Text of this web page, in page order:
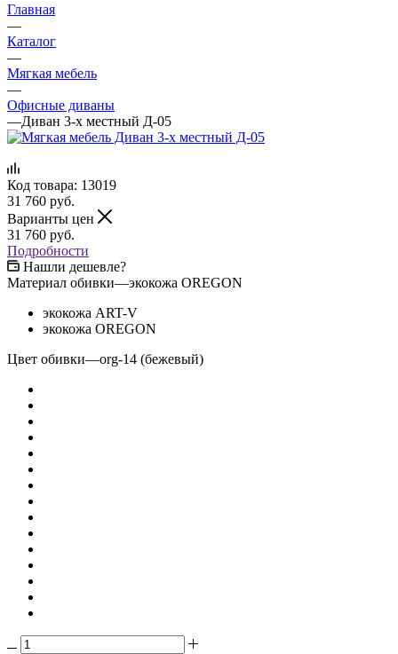
Главная
—
Каталог
—
Мягкая мебель
—
Офисные диваны
—Диван 3-х местный Д-05
Код товара: 13019
31 760 руб.
Варианты цен
31 760 руб.
Подробности
Нашли дешевле?
Материал обивки—экокожа OREGON
экокожа ART-V
экокожа OREGON
Цвет обивки—org-14 (бежевый)